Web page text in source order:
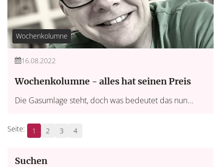
Wochenkolumne
16.08.2022
Wochenkolumne - alles hat seinen Preis
Die Gasumlage steht, doch was bedeutet das nun...
1 2 3 4
Suchen